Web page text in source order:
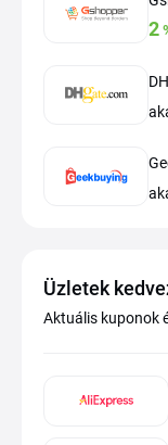
2
Üzletek
Aktuális kuponok